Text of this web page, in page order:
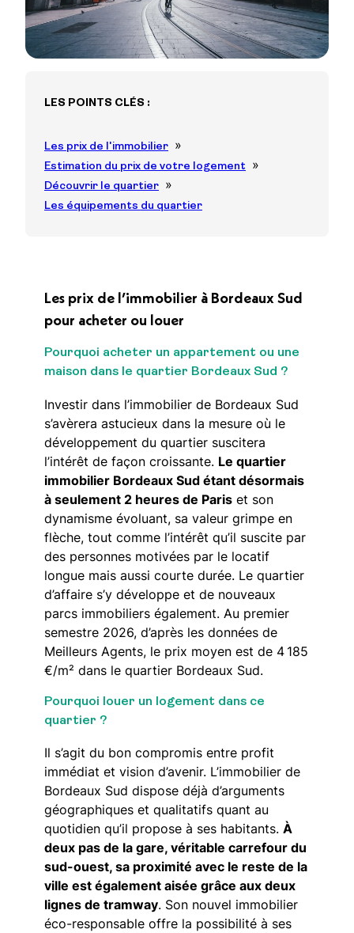
LES POINTS CLÉS :
Les prix de l'immobilier
Estimation du prix de votre logement
Découvrir le quartier
Les équipements du quartier
Les prix de l’immobilier à Bordeaux Sud
pour acheter ou louer
Pourquoi acheter un appartement ou une
maison dans le quartier Bordeaux Sud ?
Investir dans l’immobilier de Bordeaux Sud
s’avèrera astucieux dans la mesure où le
développement du quartier suscitera
l’intérêt de façon croissante. Le quartier
immobilier Bordeaux Sud étant désormais
à seulement 2 heures de Paris et son
dynamisme évoluant, sa valeur grimpe en
flèche, tout comme l’intérêt qu’il suscite par
des personnes motivées par le locatif
longue mais aussi courte durée. Le quartier
d’affaire s’y développe et de nouveaux
parcs immobiliers également. Au premier
semestre 2026, d’après les données de
Meilleurs Agents, le prix moyen est de 4 185
€/m² dans le quartier Bordeaux Sud.
Pourquoi louer un logement dans ce
quartier ?
Il s’agit du bon compromis entre profit
immédiat et vision d’avenir. L’immobilier de
Bordeaux Sud dispose déjà d’arguments
géographiques et qualitatifs quant au
quotidien qu’il propose à ses habitants. À
deux pas de la gare, véritable carrefour du
sud-ouest, sa proximité avec le reste de la
ville est également aisée grâce aux deux
lignes de tramway. Son nouvel immobilier
éco-responsable offre la possibilité à ses